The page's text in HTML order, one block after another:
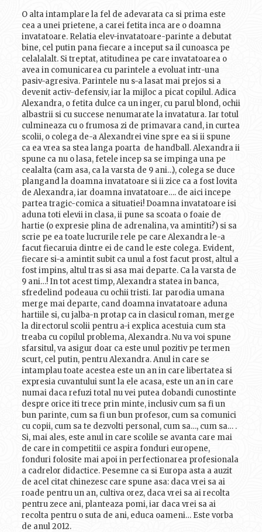
O alta intamplare la fel de adevarata ca si prima este
cea a unei prietene, a carei fetita inca are o doamna
invatatoare. Relatia elev-invatatoare-parinte a debutat
bine, cel putin pana fiecare a inceput sa il cunoasca pe
celalalalt. Si treptat, atitudinea pe care invatatoarea o
avea in comunicarea cu parintele a evoluat intr-una
pasiv-agresiva. Parintele nu s-a lasat mai prejos si a
devenit activ-defensiv, iar la mijloc a picat copilul. Adica
Alexandra, o fetita dulce ca un inger, cu parul blond, ochii
albastrii si cu succese nenumarate la invatatura. Iar totul
culmineaza cu o frumosa zi de primavara cand, in curtea
scolii, o colega de-a Alexandrei vine spre ea si ii spune
ca ea vrea sa stea langa poarta de handball. Alexandra ii
spune ca nu o lasa, fetele incep sa se impinga una pe
cealalta (cam asa, ca la varsta de 9 ani…), colega se duce
plangand la doamna invatatoare si ii zice ca a fost lovita
de Alexandra, iar doamna invatatoare…. de aici incepe
partea tragic-comica a situatiei! Doamna invatatoare isi
aduna toti elevii in clasa, ii pune sa scoata o foaie de
hartie (o expresie plina de adrenalina, va amintiti?) si sa
scrie pe ea toate lucrurile rele pe care Alexandra le-a
facut fiecaruia dintre ei de cand le este colega. Evident,
fiecare si-a amintit subit ca unul a fost facut prost, altul a
fost impins, altul tras si asa mai departe. Ca la varsta de
9 ani…! In tot acest timp, Alexandra statea in banca,
sfredelind podeaua cu ochii tristi. Iar parodia umana
merge mai departe, cand doamna invatatoare aduna
hartiile si, cu jalba-n protap ca in clasicul roman, merge
la directorul scolii pentru a-i explica acestuia cum sta
treaba cu copilul problema, Alexandra. Nu va voi spune
sfarsitul, va asigur doar ca este unul pozitiv pe termen
scurt, cel putin, pentru Alexandra. Anul in care se
intamplau toate acestea este un an in care libertatea si
expresia cuvantului sunt la ele acasa, este un an in care
numai daca refuzi total nu vei putea dobandi cunostinte
despre orice iti trece prin minte, inclusiv cum sa fi un
bun parinte, cum sa fi un bun profesor, cum sa comunici
cu copii, cum sa te dezvolti personal, cum sa…, cum sa… .
Si, mai ales, este anul in care scolile se avanta care mai
de care in competitii ce aspira fonduri europene,
fonduri folosite mai apoi in perfectionarea profesionala
a cadrelor didactice. Pesemne ca si Europa asta a auzit
de acel citat chinezesc care spune asa: daca vrei sa ai
roade pentru un an, cultiva orez, daca vrei sa ai recolta
pentru zece ani, planteaza pomi, iar daca vrei sa ai
recolta pentru o suta de ani, educa oameni… Este vorba
de anul 2012.